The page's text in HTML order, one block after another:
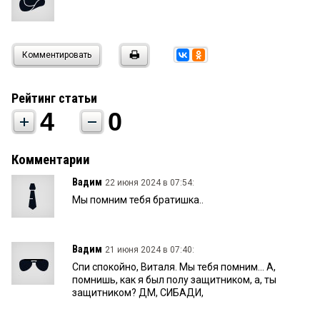
Комментировать
Рейтинг статьи
4 0
Комментарии
Вадим 22 июня 2024 в 07:54:
Мы помним тебя братишка..
Вадим 21 июня 2024 в 07:40:
Спи спокойно, Виталя. Мы тебя помним... А,
помнишь, как я был полу защитником, а, ты
защитником? ДМ, СИБАДИ,